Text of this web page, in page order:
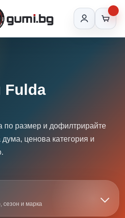
Fulda
по размер и дофилтрирайте
ценова категория и
сезон и марка